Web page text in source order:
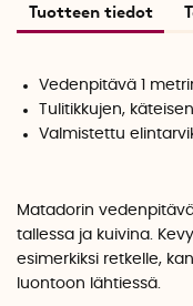
Tuotteen tiedot
Vedenpitävä 1
Tulitikkujen,
Valmistettu
Matadorin
tallessa ja kuivina.
esimerkiksi retkelle,
luontoon lähtiessä.